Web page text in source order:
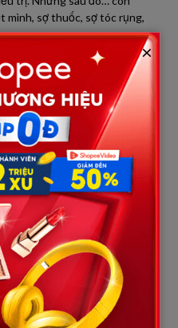
mình, sợ thuốc, sợ tóc rụng,
con không được trốn nữa.
mùa đói, qua chiến tranh, giờ
đấu đâu.
lòng. Bên ngoài, tiếng ếch
căn phòng nhỏ. Nhưng
từng có. Mai, tôi sẽ đưa nó trở
bắt đầu…
Cơm nước chưa nấu, áo quần
với hàng trăm câu hỏi: Đi
Nội không? Bảo hiểm ra sao?
×